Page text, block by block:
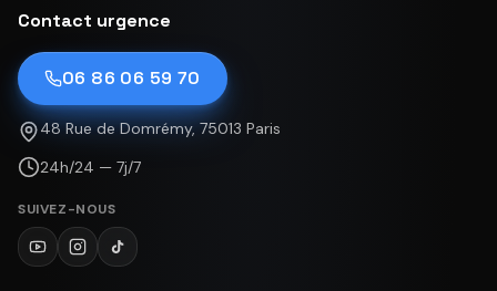
Contact urgence
06 86 06 59 70
48 Rue de Domrémy, 75013 Paris
24h/24 — 7j/7
SUIVEZ-NOUS